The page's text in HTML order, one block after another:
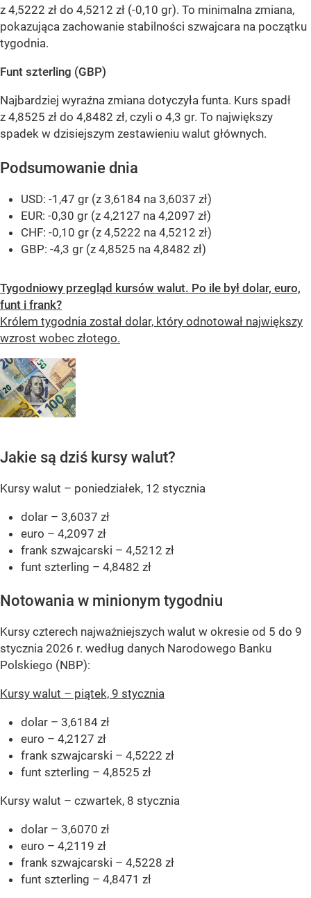
z 4,5222 zł do 4,5212 zł (-0,10 gr). To minimalna zmiana,
pokazująca zachowanie stabilności szwajcara na początku
tygodnia.
Funt szterling (GBP)
Najbardziej wyraźna zmiana dotyczyła funta. Kurs spadł
z 4,8525 zł do 4,8482 zł, czyli o 4,3 gr. To największy
spadek w dzisiejszym zestawieniu walut głównych.
Podsumowanie dnia
USD: -1,47 gr (z 3,6184 na 3,6037 zł)
EUR: -0,30 gr (z 4,2127 na 4,2097 zł)
CHF: -0,10 gr (z 4,5222 na 4,5212 zł)
GBP: -4,3 gr (z 4,8525 na 4,8482 zł)
Tygodniowy przegląd kursów walut. Po ile był dolar, euro,
funt i frank?
Królem tygodnia został dolar, który odnotował największy
wzrost wobec złotego.
Jakie są dziś kursy walut?
Kursy walut – poniedziałek, 12 stycznia
dolar – 3,6037 zł
euro – 4,2097 zł
frank szwajcarski – 4,5212 zł
funt szterling – 4,8482 zł
Notowania w minionym tygodniu
Kursy czterech najważniejszych walut w okresie od 5 do 9
stycznia 2026 r. według danych Narodowego Banku
Polskiego (NBP):
Kursy walut – piątek, 9 stycznia
dolar – 3,6184 zł
euro – 4,2127 zł
frank szwajcarski – 4,5222 zł
funt szterling – 4,8525 zł
Kursy walut – czwartek, 8 stycznia
dolar – 3,6070 zł
euro – 4,2119 zł
frank szwajcarski – 4,5228 zł
funt szterling – 4,8471 zł